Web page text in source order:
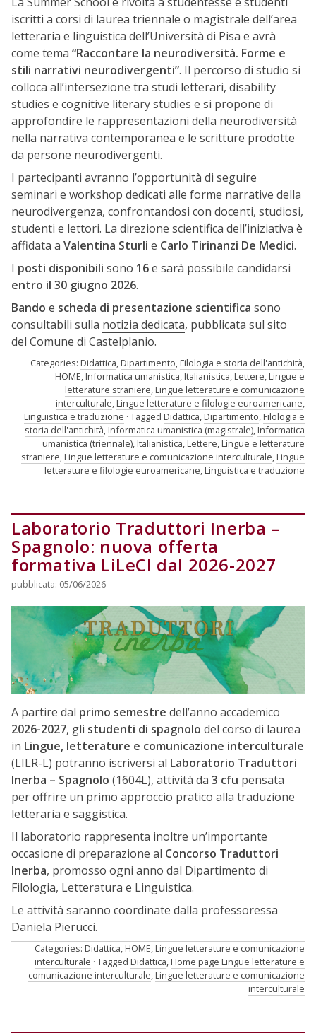
iscritti a corsi di laurea triennale o magistrale dell’area
letteraria e linguistica dell’Università di Pisa e avrà
come tema “Raccontare la neurodiversità. Forme e
stili narrativi neurodivergenti”. Il percorso di studio si
colloca all’intersezione tra studi letterari, disability
studies e cognitive literary studies e si propone di
approfondire le rappresentazioni della neurodiversità
nella narrativa contemporanea e le scritture prodotte
da persone neurodivergenti.
I partecipanti avranno l’opportunità di seguire
seminari e workshop dedicati alle forme narrative della
neurodivergenza, confrontandosi con docenti, studiosi,
studenti e lettori. La direzione scientifica dell’iniziativa è
affidata a Valentina Sturli e Carlo Tirinanzi De Medici.
I posti disponibili sono 16e sarà possibile candidarsi
entro il 30 giugno 2026.
Bando e scheda di presentazione scientifica sono
consultabili sulla notizia dedicata, pubblicata sul sito
del Comune di Castelplanio.
Categories: Didattica,Dipartimento,Filologia e storia dell'antichità,
HOME,Informatica umanistica,Italianistica,Lettere,Lingue e
letterature straniere,Lingue letterature e comunicazione
interculturale,Lingue letterature e filologie euroamericane,
Linguistica e traduzione Tagged Didattica,Dipartimento,Filologia e
storia dell'antichità,Informatica umanistica (magistrale),Informatica
umanistica (triennale),Italianistica,Lettere,Lingue e letterature
straniere,Lingue letterature e comunicazione interculturale,Lingue
letterature e filologie euroamericane,Linguistica e traduzione
Laboratorio Traduttori Inerba –
Spagnolo: nuova offerta
formativa LiLeCI dal 2026-2027
pubblicata: 05/06/2026
A partire dal primo semestre dell’anno accademico
2026-2027, gli studenti di spagnolo del corso di laurea
in Lingue, letterature e comunicazione interculturale
(LILR-L) potranno iscriversi al Laboratorio Traduttori
Inerba – Spagnolo (1604L), attività da 3 cfu pensata
per offrire un primo approccio pratico alla traduzione
letteraria e saggistica.
Il laboratorio rappresenta inoltre un’importante
occasione di preparazione al Concorso Traduttori
Inerba, promosso ogni anno dal Dipartimento di
Filologia, Letteratura e Linguistica.
Le attività saranno coordinate dalla professoressa
Daniela Pierucci.
Categories: Didattica,HOME,Lingue letterature e comunicazione
interculturale Tagged Didattica,Home page Lingue letterature e
comunicazione interculturale,Lingue letterature e comunicazione
interculturale